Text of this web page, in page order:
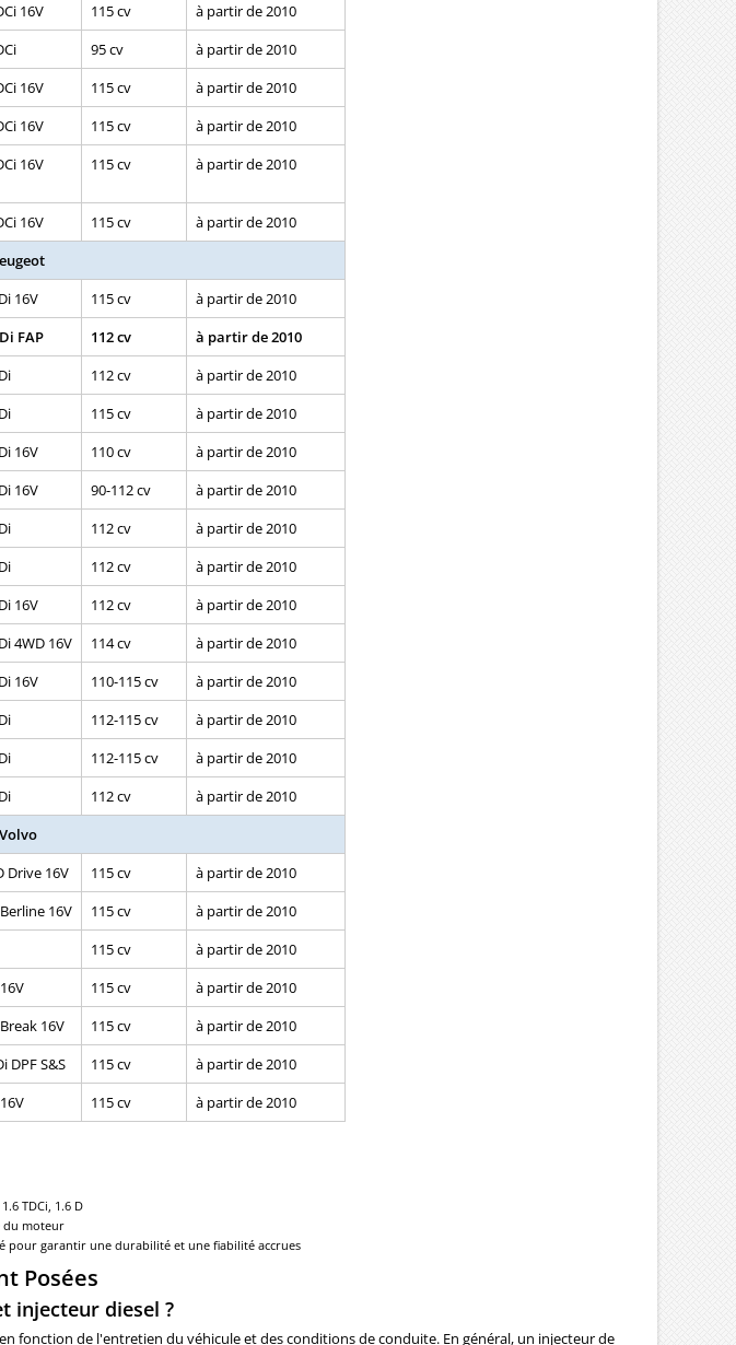
16V 115 cv
à partir de 2010
95 cv
à partir de 2010
16V 115 cv
à partir de 2010
16V 115 cv
à partir de 2010
16V 115 cv à partir de 2010
16V 115 cv
à partir de 2010
16V 115 cv
à partir de 2010
FAP 112 cv
à partir de 2010
112 cv
à partir de 2010
115 cv
à partir de 2010
16V 110 cv
à partir de 2010
16V 90-112 cv
à partir de 2010
112 cv
à partir de 2010
112 cv
à partir de 2010
16V 112 cv
à partir de 2010
4WD 16V 114 cv
à partir de 2010
16V 110-115 cv
à partir de 2010
112-115 cv
à partir de 2010
112-115 cv
à partir de 2010
112 cv
à partir de 2010
Volvo
Drive 16V 115 cv
à partir de 2010
16V 115 cv
à partir de 2010
115 cv
à partir de 2010
115 cv
à partir de 2010
16V 115 cv
à partir de 2010
DPF S&S 115 cv
à partir de 2010
115 cv à partir de 2010
TDCi, 1.6 D
du moteur
pour garantir une durabilité et une fiabilité accrues
Posées
injecteur diesel ?
fonction de l'entretien du véhicule et des conditions de conduite. En général, un injecteur de